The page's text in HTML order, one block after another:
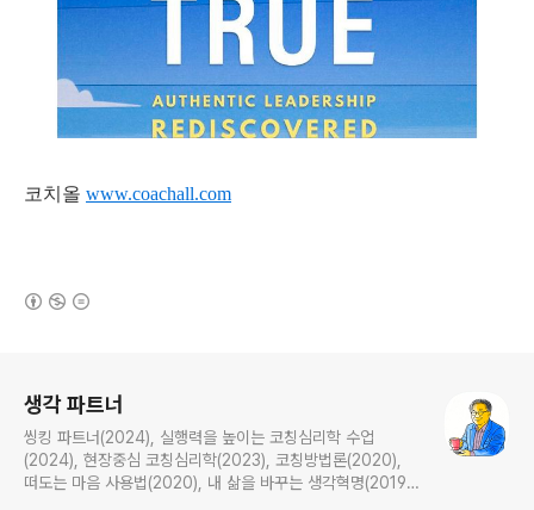
코치올 www.coachall.com
생각 파트너
씽킹 파트너(2024), 실행력을 높이는 코칭심리학 수업
(2024), 현장중심 코칭심리학(2023), 코칭방법론(2020),
떠도는 마음 사용법(2020), 내 삶을 바꾸는 생각혁명(2019),